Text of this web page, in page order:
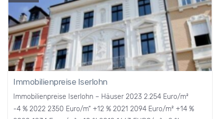
Immobilienpreise Iserlohn
Immobilienpreise Iserlohn – Häuser 2023 2.254 Euro/m²
-4 % 2022 2350 Euro/m“ +12 % 2021 2094 Euro/m² +14 %